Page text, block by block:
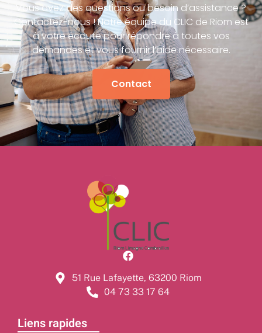
Vous avez des questions ou besoin d’assistance ?
Contactez-nous ! Notre équipe du CLIC de Riom est
à votre écoute pour répondre à toutes vos
demandes et vous fournir l’aide nécessaire.
Contact
51 Rue Lafayette, 63200 Riom
04 73 33 17 64
Liens rapides